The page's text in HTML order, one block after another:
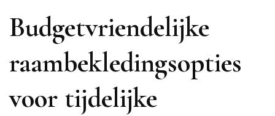
Budgetvriendelijke
raambekledingsopties
voor tijdelijke